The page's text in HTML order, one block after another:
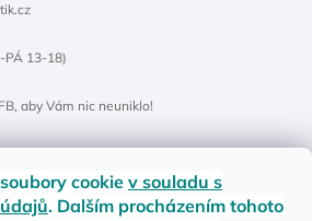
cookie v souladu s
. Dalším procházením tohoto
PÁ 13-18)
aby Vám nic neuniklo!